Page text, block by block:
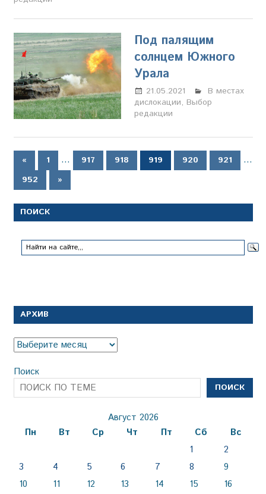
Под палящим
солнцем Южного
Урала
21.05.2021
Настя
Свиридова
В местах
дислокации, Выбор
редакции
Пагинация
записей
«Предыдущие
записи
1 … 917 918 919 920 921 …
952
Следующие
записи
»
ПОИСК
АРХИВ
Архив
Поиск
ПОИСК
Август 2026
Пн
Вт Ср Чт Пт Сб
Вс
1
2
3
4 5 6 7 8
9
10
11 12 13 14 15
16